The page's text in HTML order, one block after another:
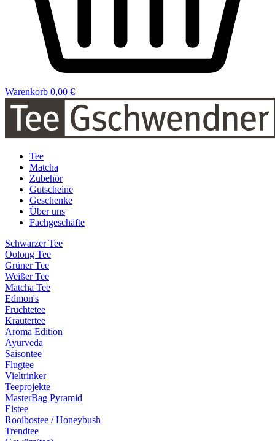
Warenkorb 0,00 €
Tee
Matcha
Zubehör
Gutscheine
Geschenke
Über uns
Fachgeschäfte
Schwarzer Tee
Oolong Tee
Grüner Tee
Weißer Tee
Matcha Tee
Edmon's
Früchtetee
Kräutertee
Aroma Edition
Ayurveda
Saisontee
Flugtee
Vieltrinker
Teeprojekte
MasterBag Pyramid
Eistee
Rooibostee / Honeybush
Trendtee